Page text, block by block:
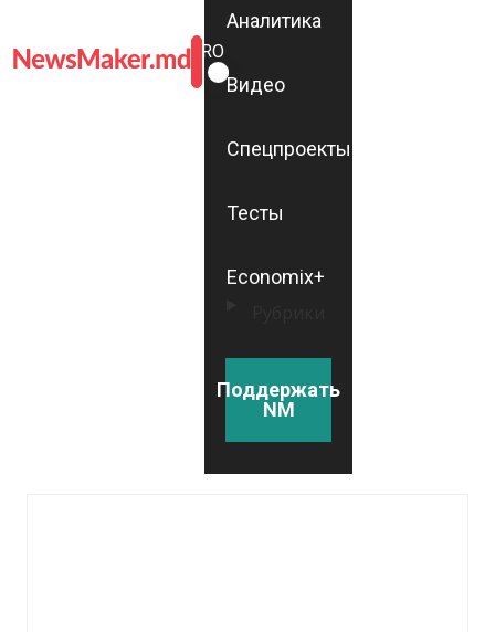
ROMÂNĂ
RU
Аналитика
Видео
Спецпроекты
Тесты
Economix+
Поддержать
NM